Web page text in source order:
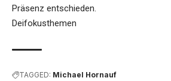
Präsenz entschieden.
Deifokusthemen
TAGGED: Michael Hornauf